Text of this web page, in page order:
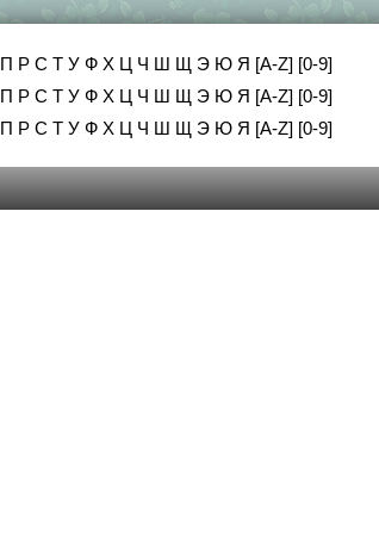
П Р С Т У Ф Х Ц Ч Ш Щ Э Ю Я [A-Z] [0-9]
П Р С Т У Ф Х Ц Ч Ш Щ Э Ю Я [A-Z] [0-9]
П Р С Т У Ф Х Ц Ч Ш Щ Э Ю Я [A-Z] [0-9]